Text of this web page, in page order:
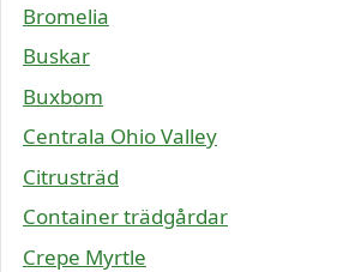
Bromelia
Buskar
Buxbom
Centrala Ohio Valley
Citrusträd
Container trädgårdar
Crepe Myrtle